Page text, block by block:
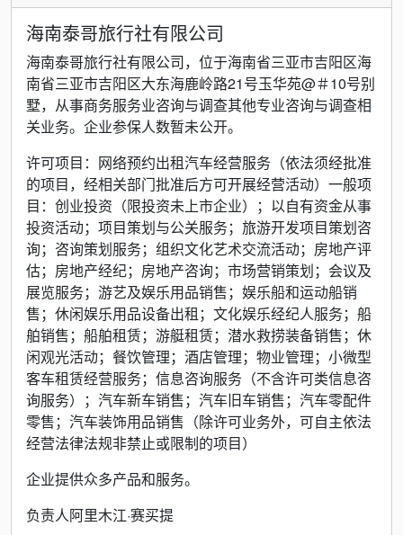
海南泰哥旅行社有限公司
海南泰哥旅行社有限公司，位于海南省三亚市吉阳区海
南省三亚市吉阳区大东海鹿岭路21号玉华苑@＃10号别
墅，从事商务服务业咨询与调查其他专业咨询与调查相
关业务。企业参保人数暂未公开。
许可项目：网络预约出租汽车经营服务（依法须经批准
的项目，经相关部门批准后方可开展经营活动）一般项
目：创业投资（限投资未上市企业）；以自有资金从事
投资活动；项目策划与公关服务；旅游开发项目策划咨
询；咨询策划服务；组织文化艺术交流活动；房地产评
估；房地产经纪；房地产咨询；市场营销策划；会议及
展览服务；游艺及娱乐用品销售；娱乐船和运动船销
售；休闲娱乐用品设备出租；文化娱乐经纪人服务；船
舶销售；船舶租赁；游艇租赁；潜水救捞装备销售；休
闲观光活动；餐饮管理；酒店管理；物业管理；小微型
客车租赁经营服务；信息咨询服务（不含许可类信息咨
询服务）；汽车新车销售；汽车旧车销售；汽车零配件
零售；汽车装饰用品销售（除许可业务外，可自主依法
经营法律法规非禁止或限制的项目）
企业提供众多产品和服务。
负责人阿里木江·赛买提